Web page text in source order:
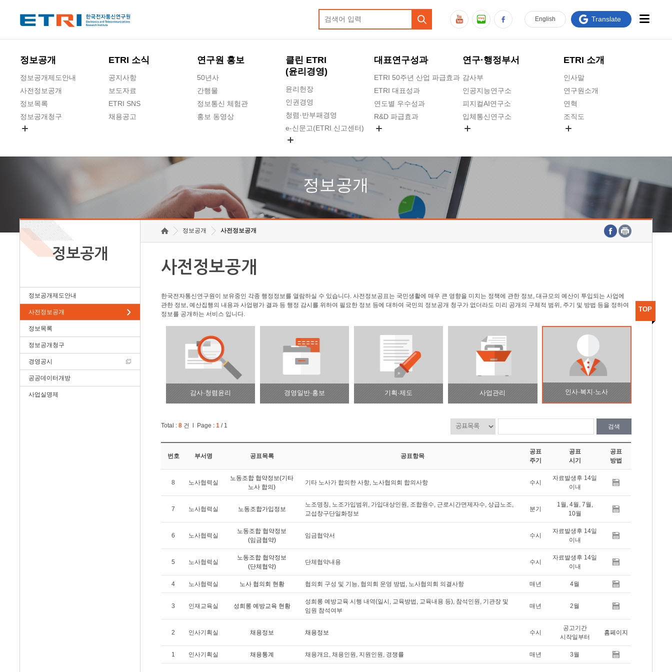
정보공개
정보공개제도안내
사전정보공개
정보목록
정보공개청구
ETRI 소식
공지사항
보도자료
ETRI SNS
채용공고
연구원 홍보
50년사
간행물
정보통신 체험관
홍보 동영상
클린 ETRI
(윤리경영)
윤리헌장
인권경영
청렴·반부패경영
e-신문고(ETRI 신고센터)
청렴포털 신고
고객의소리
수의계약 현황
부패징계 현황
감사결과공개
대표연구성과
ETRI 50주년 산업 파급효과
ETRI 대표성과
연도별 우수성과
R&D 파급효과
연구·행정부서
감사부
인공지능연구소
피지컬AI연구소
입체통신연구소
ICT전략연구소
인공지능안전연구소
우주항공반도체전략연구단
대경권연구본부
호남권연구본부
기획본부
ETRI 소개
인사말
연구원소개
연혁
조직도
연구원 고객헌장
ETRI CI
찾아오시는길
English Translate
정보공개
정보공개
정보공개제도안내
사전정보공개
정보목록
정보공개청구
경영공시
공공데이터개방
사업실명제
정보공개 사전정보공개
사전정보공개
한국전자통신연구원이 보유중인 각종 행정정보를 열람하실 수 있습니다. 사전정보공표는 국민생활에 매우 큰 영향을 미치는 정책에 관한 정보, 대규모의 예산이 투입되는 사업에
관한 정보, 예산집행의 내용과 사업평가 결과 등 행정 감시를 위하여 필요한 정보 등에 대하여 국민의 정보공개 청구가 없더라도 미리 공개의 구체적 범위, 주기 및 방법 등을 정하여
정보를 공개하는 서비스 입니다.
감사·청렴윤리 경영일반·홍보 기획·제도 사업관리 인사·복지·노사
Total :8 건 l Page :1 / 1 검색
번호 부서명 공표목록 공표항목
공표
주기
공표
시기
공표
방법
8 노사협력실
노동조합 협약정보(기타
노사 합의)
기타 노사가 합의한 사항, 노사협의회 합의사항 수시
자료발생후 14일
이내
7 노사협력실 노동조합가입정보
노조명칭, 노조가입범위, 가입대상인원, 조합원수, 근로시간면제자수, 상급노조,
교섭창구단일화정보
분기
1월, 4월, 7월,
10월
6 노사협력실
노동조합 협약정보
(임금협약)
임금협약서 수시
자료발생후 14일
이내
5 노사협력실
노동조합 협약정보
(단체협약)
단체협약내용 수시
자료발생후 14일
이내
4 노사협력실 노사 협의회 현황 협의회 구성 및 기능, 협의회 운영 방법, 노사협의회 의결사항 매년 4월
3 인재교육실 성희롱 예방교육 현황
성희롱 예방교육 시행 내역(일시, 교육방법, 교육내용 등), 참석인원, 기관장 및
임원 참석여부
매년 2월
2 인사기획실 채용정보 채용정보 수시
공고기간
시작일부터
홈페이지
1 인사기획실 채용통계 채용개요, 채용인원, 지원인원, 경쟁률 매년 3월
TOP